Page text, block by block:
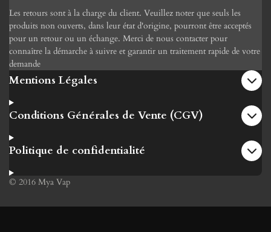
Les retours sont à la charge du client. Veuillez noter que seuls les
produits non ouverts, dans leur état d'origine, pourront être acceptés
pour un retour ou un échange. Merci de nous contacter pour
connaître la démarche à suivre et garantir un traitement rapide de votre
demande
Mentions Légales
Conditions Générales de Vente (CGV)
Politique de confidentialité
© 2016 Mya Vap